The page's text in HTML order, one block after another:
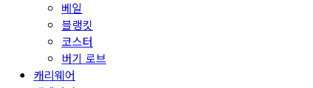
베일
블랭킷
코스터
버기 로브
캐리웨어